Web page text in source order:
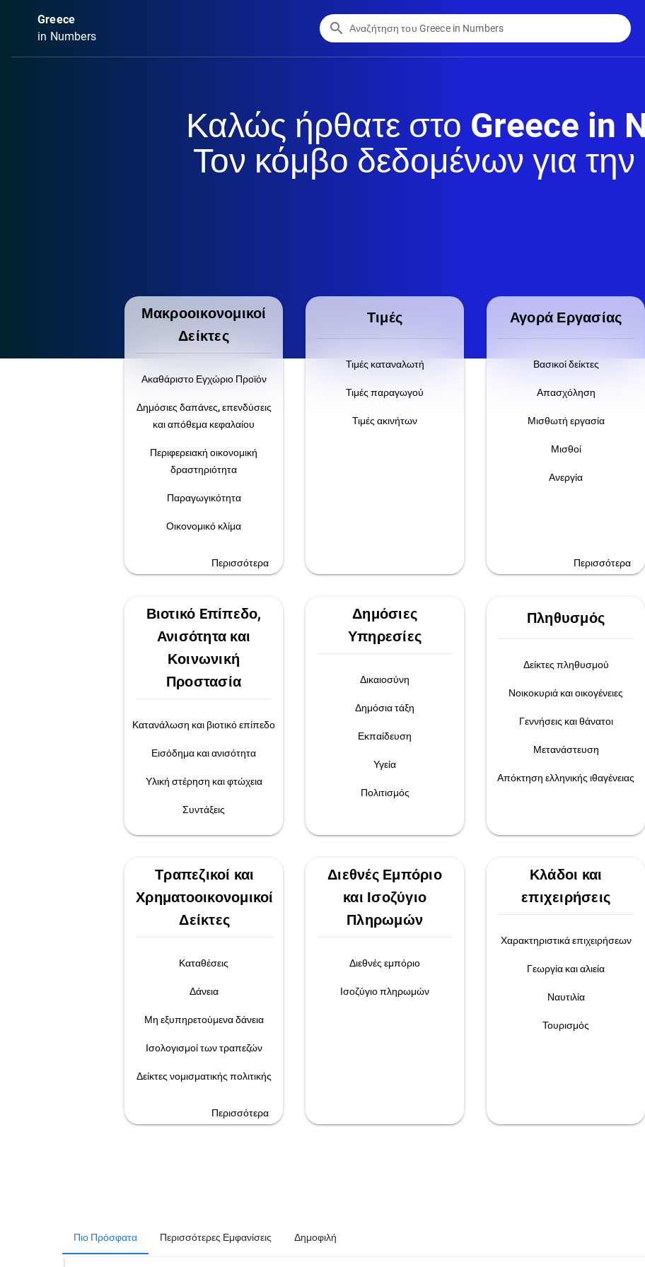
Greece
in Numbers
search
Καλώς ήρθατε στο Greece in
Τον κόμβο δεδομένων για
Μακροοικονομικοί
Δείκτες
Ακαθάριστο Εγχώριο Προϊόν
Δημόσιες δαπάνες, επενδύσεις
και απόθεμα κεφαλαίου
Περιφερειακή οικονομική
δραστηριότητα
Παραγωγικότητα
Οικονομικό κλίμα
Περισσότερα
Τιμές
Τιμές καταναλωτή
Τιμές παραγωγού
Τιμές ακινήτων
Αγορά Εργασίας
Βασικοί δείκτες
Απασχόληση
Μισθωτή εργασία
Μισθοί
Ανεργία
Περισσότερα
Βιοτικό Eπίπεδο,
Ανισότητα και
Κοινωνική
Προστασία
Κατανάλωση και βιοτικό επίπεδο
Εισόδημα και ανισότητα
Υλική στέρηση και φτώχεια
Συντάξεις
Δημόσιες
Υπηρεσίες
Δικαιοσύνη
Δημόσια τάξη
Εκπαίδευση
Υγεία
Πολιτισμός
Πληθυσμός
Δείκτες πληθυσμού
Νοικοκυριά και οικογένειες
Γεννήσεις και θάνατοι
Μετανάστευση
Απόκτηση ελληνικής ιθαγένειας
Τραπεζικοί και
Χρηματοοικονομικοί
Δείκτες
Καταθέσεις
Δάνεια
Μη εξυπηρετούμενα δάνεια
Ισολογισμοί των τραπεζών
Δείκτες νομισματικής πολιτικής
Περισσότερα
Διεθνές Εμπόριο
και Ισοζύγιο
Πληρωμών
Διεθνές εμπόριο
Ισοζύγιο πληρωμών
Κλάδοι και
επιχειρήσεις
Χαρακτηριστικά επιχειρήσεων
Γεωργία και αλιεία
Ναυτιλία
Τουρισμός
Πιο Πρόσφατα Περισσότερες Εμφανίσεις Δημοφιλή